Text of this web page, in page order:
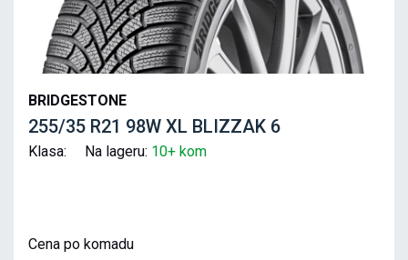
BRIDGESTONE
255/35 R21 98W XL BLIZZAK 6
Klasa: Na lageru: 10+ kom
Cena po komadu